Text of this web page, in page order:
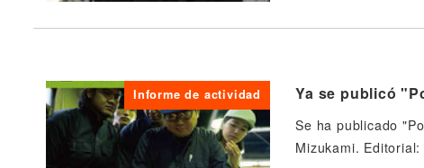
Informe de actividad Ya se publicó
Se ha publicado
Mizukami.